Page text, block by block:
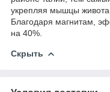
укрепляя мышцы
Благодаря магнитам,
на 40%.
Скрыть